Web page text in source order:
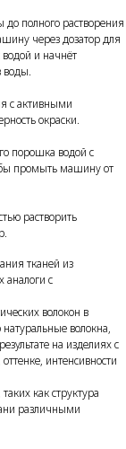
до полного растворения
через дозатор для
и начнёт
воды.
с активными
окраски.
порошка водой с
промыть машину от
растворить
тканей из
аналоги с
волокон в
волокна,
на изделиях с
интенсивности
как структура
различными